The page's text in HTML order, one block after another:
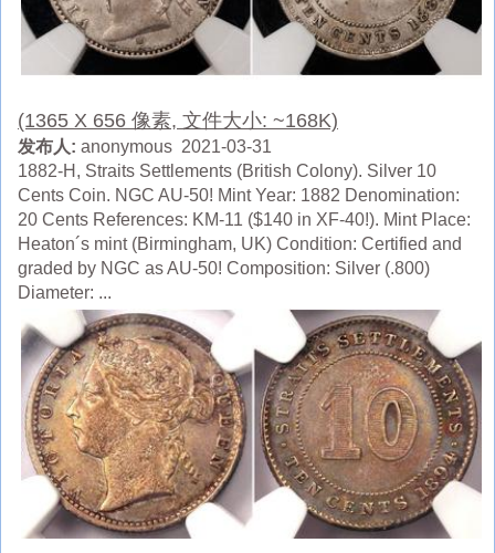
(1365 X 656 像素, 文件大小: ~168K)
发布人: anonymous 2021-03-31
1882-H, Straits Settlements (British Colony). Silver 10
Cents Coin. NGC AU-50! Mint Year: 1882 Denomination:
20 Cents References: KM-11 ($140 in XF-40!). Mint Place:
Heaton´s mint (Birmingham, UK) Condition: Certified and
graded by NGC as AU-50! Composition: Silver (.800)
Diameter: ...